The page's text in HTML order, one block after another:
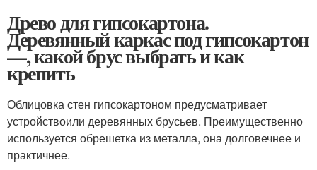
Древо для гипсокартона.
Деревянный каркас под гипсокартон
—, какой брус выбрать и как
крепить
Облицовка стен гипсокартоном предусматривает
устройствоили деревянных брусьев. Преимущественно
используется обрешетка из металла, она долговечнее и
практичнее.